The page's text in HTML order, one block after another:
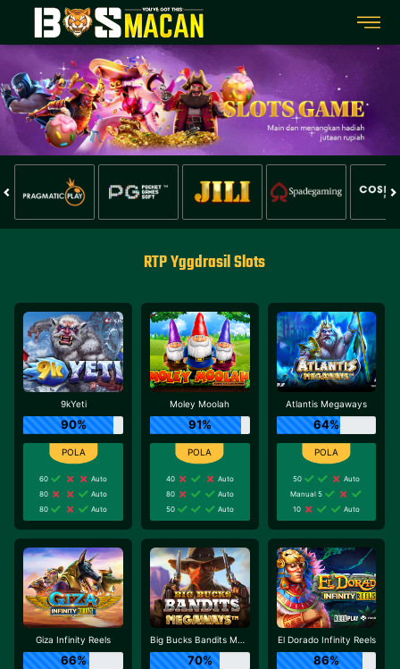
RTP Yggdrasil Slots
9kYeti
90%
60
Auto
80
Auto
80
Auto
Moley Moolah
91%
40
Auto
80
Auto
50
Auto
Atlantis Megaways
64%
50
Auto
Manual 5
10
Auto
Giza Infinity Reels
66%
Big Bucks Bandits Megaways
70%
El Dorado Infinity Reels
86%